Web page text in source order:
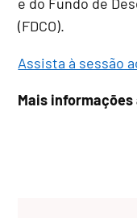
(FDCO).
Assista à sessão
Mais informações